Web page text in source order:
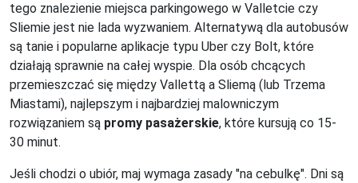
tego znalezienie miejsca parkingowego w Valletcie czy
Sliemie jest nie lada wyzwaniem. Alternatywą dla autobusów
są tanie i popularne aplikacje typu Uber czy Bolt, które
działają sprawnie na całej wyspie. Dla osób chcących
przemieszczać się między Vallettą a Sliemą (lub Trzema
Miastami), najlepszym i najbardziej malowniczym
rozwiązaniem są promy pasażerskie, które kursują co 15-
30 minut.
Jeśli chodzi o ubiór, maj wymaga zasady "na cebulkę". Dni są